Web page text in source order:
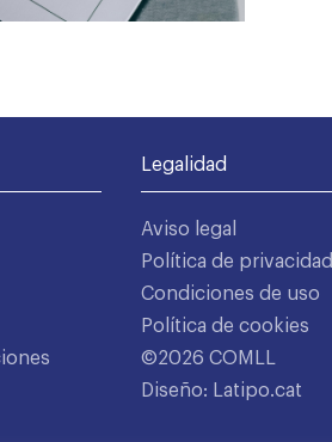
Legalidad
Aviso legal
Política de privacidad
Condiciones de uso
Política de cookies
©2026 COMLL
Diseño: Latipo.cat